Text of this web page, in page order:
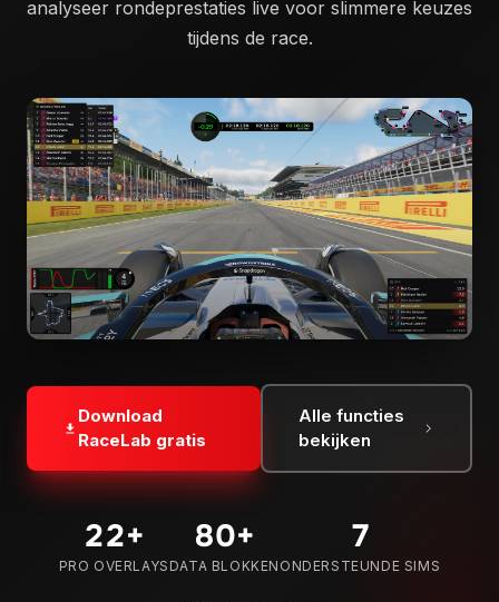
analyseer rondeprestaties live voor slimmere keuzes
tijdens de race.
Download
RaceLab gratis
Alle functies
bekijken
22+
PRO OVERLAYS
80+
DATA BLOKKEN
7
ONDERSTEUNDE SIMS